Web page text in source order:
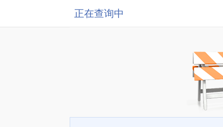
正在查询中